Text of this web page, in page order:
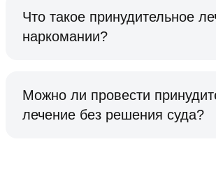
Что такое принудительное
наркомании?
Можно ли провести
лечение без решения суда?